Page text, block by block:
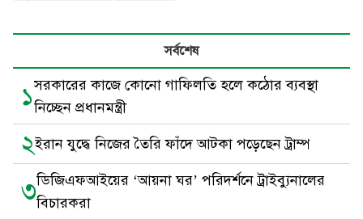
সর্বশেষ
১সরকারের কাজে কোনো গাফিলতি হলে কঠোর ব্যবস্থা
নিচ্ছেন প্রধানমন্ত্রী
২ইরান যুদ্ধে নিজের তৈরি ফাঁদে আটকা পড়েছেন ট্রাম্প
৩ডিজিএফআইয়ের ‘আয়না ঘর’ পরিদর্শনে ট্রাইব্যুনালের
বিচারকরা